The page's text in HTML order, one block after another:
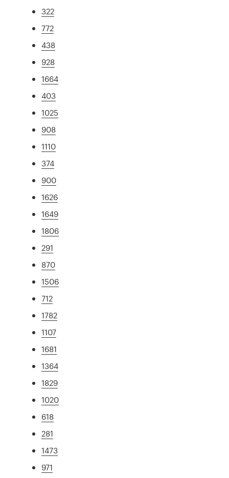
322
772
438
928
1664
403
1025
908
1110
374
900
1626
1649
1806
291
870
1506
712
1782
1107
1681
1364
1829
1020
618
281
1473
971